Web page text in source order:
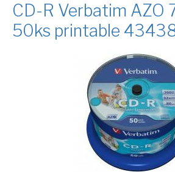
CD-R Verbatim AZO
50ks printable